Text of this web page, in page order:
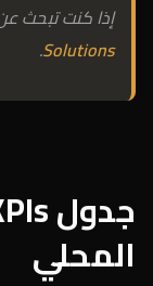
إذا كنت تبحث
Solutions
.
المحلي